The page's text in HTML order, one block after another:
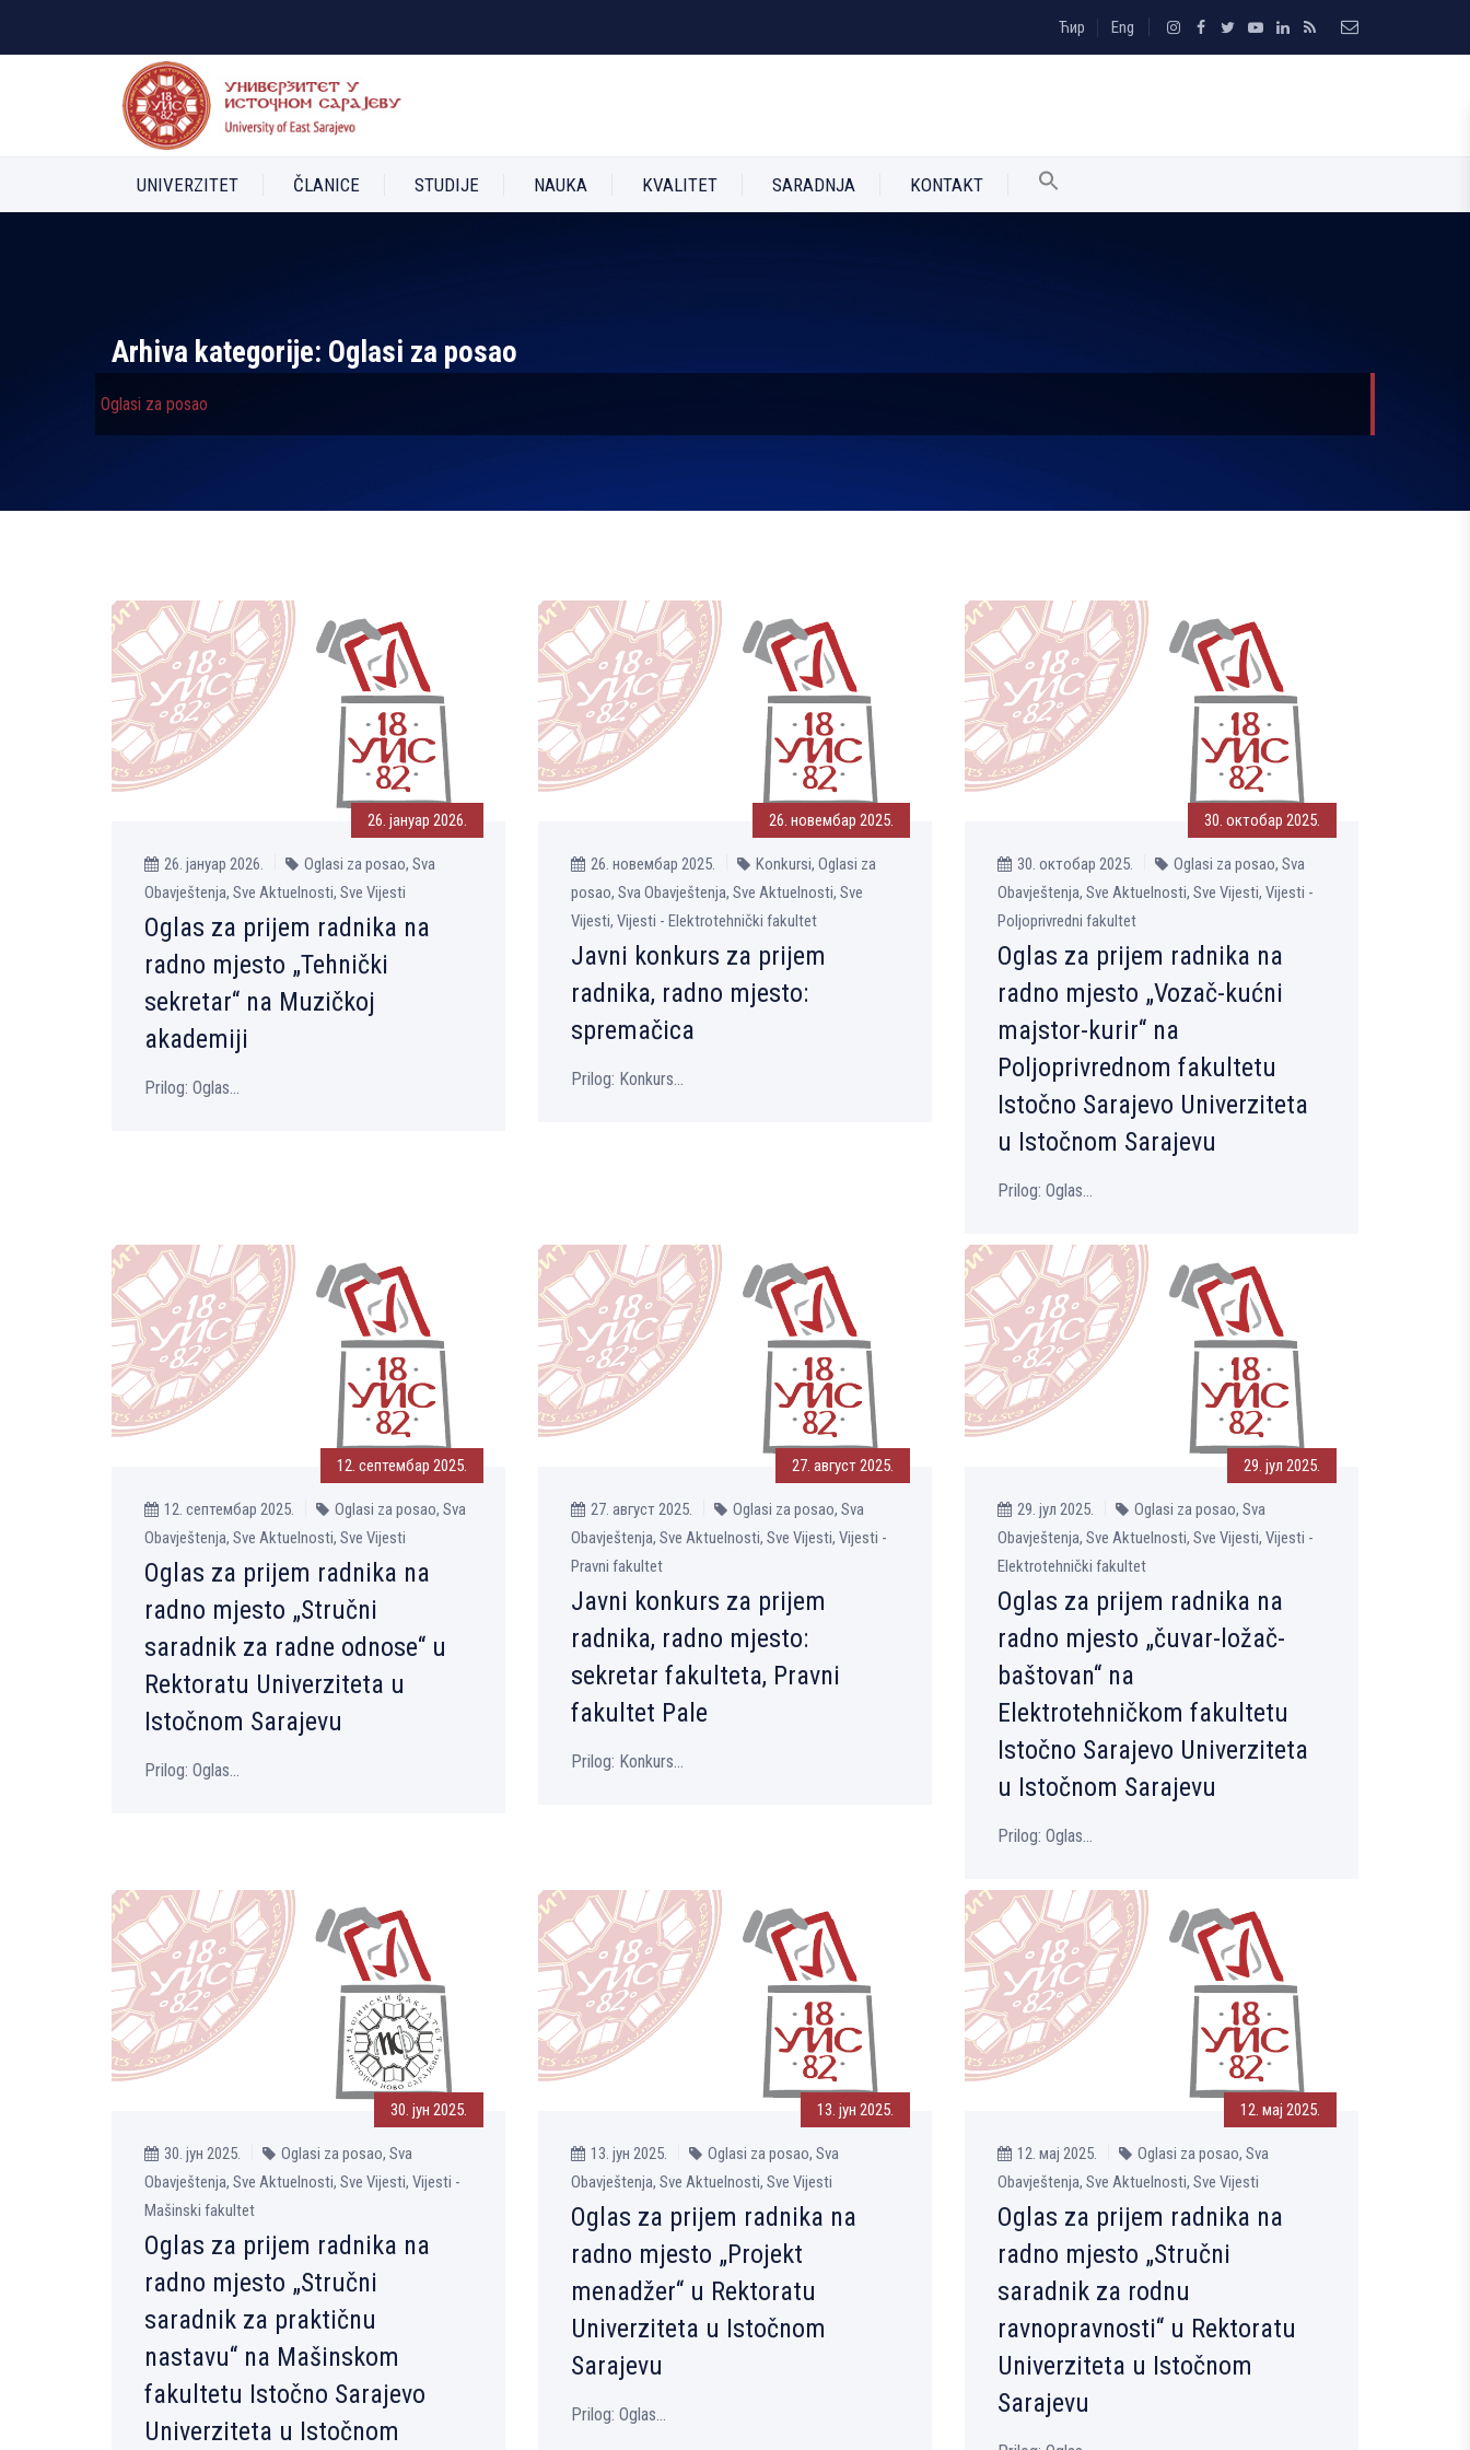
Ћир Eng
UNIVERZITET ČLANICE STUDIJE NAUKA KVALITET SARADNJA KONTAKT
Arhiva kategorije: Oglasi za posao
Oglasi za posao
26. јануар 2026.
26. јануар 2026.
Oglasi za posao, Sva
Obavještenja, Sve Aktuelnosti, Sve Vijesti
Oglas za prijem radnika na
radno mjesto „Tehnički
sekretar“ na Muzičkoj
akademiji
Prilog: Oglas...
26. новембар 2025.
26. новембар 2025.
Konkursi, Oglasi za
posao, Sva Obavještenja, Sve Aktuelnosti, Sve
Vijesti, Vijesti - Elektrotehnički fakultet
Javni konkurs za prijem
radnika, radno mjesto:
spremačica
Prilog: Konkurs...
30. октобар 2025.
30. октобар 2025.
Oglasi za posao, Sva
Obavještenja, Sve Aktuelnosti, Sve Vijesti, Vijesti -
Poljoprivredni fakultet
Oglas za prijem radnika na
radno mjesto „Vozač-kućni
majstor-kurir“ na
Polјoprivrednom fakultetu
Istočno Sarajevo Univerziteta
u Istočnom Sarajevu
Prilog: Oglas...
12. септембар 2025.
12. септембар 2025.
Oglasi za posao, Sva
Obavještenja, Sve Aktuelnosti, Sve Vijesti
Oglas za prijem radnika na
radno mjesto „Stručni
saradnik za radne odnose“ u
Rektoratu Univerziteta u
Istočnom Sarajevu
Prilog: Oglas...
27. август 2025.
27. август 2025.
Oglasi za posao, Sva
Obavještenja, Sve Aktuelnosti, Sve Vijesti, Vijesti -
Pravni fakultet
Javni konkurs za prijem
radnika, radno mjesto:
sekretar fakulteta, Pravni
fakultet Pale
Prilog: Konkurs...
29. јул 2025.
29. јул 2025.
Oglasi za posao, Sva
Obavještenja, Sve Aktuelnosti, Sve Vijesti, Vijesti -
Elektrotehnički fakultet
Oglas za prijem radnika na
radno mjesto „čuvar-ložač-
baštovan“ na
Elektrotehničkom fakultetu
Istočno Sarajevo Univerziteta
u Istočnom Sarajevu
Prilog: Oglas...
30. јун 2025.
30. јун 2025.
Oglasi za posao, Sva
Obavještenja, Sve Aktuelnosti, Sve Vijesti, Vijesti -
Mašinski fakultet
Oglas za prijem radnika na
radno mjesto „Stručni
saradnik za praktičnu
nastavu“ na Mašinskom
fakultetu Istočno Sarajevo
Univerziteta u Istočnom
13. јун 2025.
13. јун 2025.
Oglasi za posao, Sva
Obavještenja, Sve Aktuelnosti, Sve Vijesti
Oglas za prijem radnika na
radno mjesto „Projekt
menadžer“ u Rektoratu
Univerziteta u Istočnom
Sarajevu
Prilog: Oglas...
12. мај 2025.
12. мај 2025.
Oglasi za posao, Sva
Obavještenja, Sve Aktuelnosti, Sve Vijesti
Oglas za prijem radnika na
radno mjesto „Stručni
saradnik za rodnu
ravnopravnosti“ u Rektoratu
Univerziteta u Istočnom
Sarajevu